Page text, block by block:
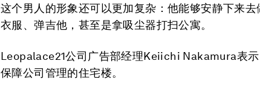
这个男人的形象还可以更加复杂：他能够安静下来
衣服、弹吉他，甚至是拿吸尘器打扫公寓。
Leopalace21公司广告部经理Keiichi Nakamura表
保障公司管理的住宅楼。